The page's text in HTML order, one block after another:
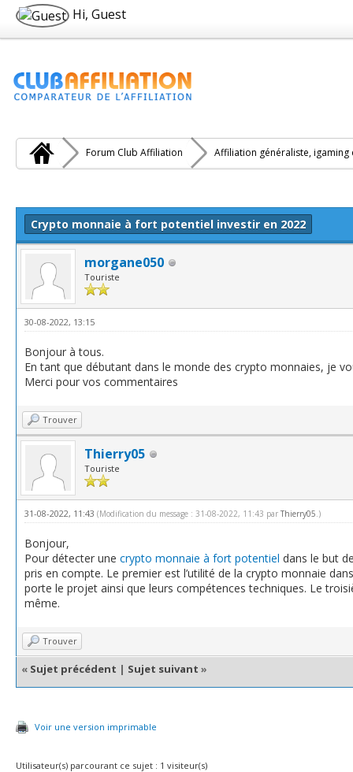
Hi, Guest
Forum Club Affiliation Affiliation généraliste, igaming
Crypto monnaie à fort potentiel investir en 2022
morgane050
Touriste
30-08-2022, 13:15
Bonjour à tous.
En tant que débutant dans le monde des crypto monnaies, je
Merci pour vos commentaires
Trouver
Thierry05
Touriste
31-08-2022, 11:43 (Modification du message : 31-08-2022, 11:43 par Thierry05.)
Bonjour,
Pour détecter une crypto monnaie à fort potentiel dans le but
pris en compte. Le premier est l’utilité de la crypto monnaie
porte le projet ainsi que leurs compétences techniques. Le
même.
Trouver
« Sujet précédent | Sujet suivant »
Voir une version imprimable
Utilisateur(s) parcourant ce sujet : 1 visiteur(s)